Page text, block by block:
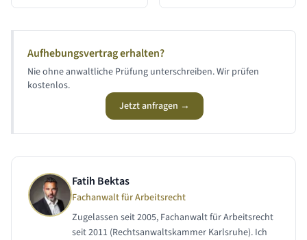
Aufhebungsvertrag erhalten?
Nie ohne anwaltliche Prüfung unterschreiben. Wir prüfen
kostenlos.
Jetzt anfragen →
Fatih Bektas
Fachanwalt für Arbeitsrecht
Zugelassen seit 2005, Fachanwalt für Arbeitsrecht
seit 2011 (Rechtsanwaltskammer Karlsruhe). Ich